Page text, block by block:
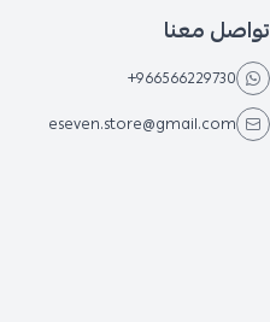
تواصل معنا
+966566229730
eseven.store@gmail.com